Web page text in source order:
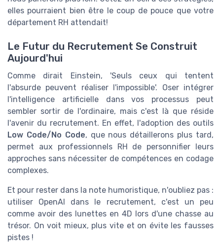
elles pourraient bien être le coup de pouce que votre
département RH attendait!
Le Futur du Recrutement Se Construit
Aujourd'hui
Comme dirait Einstein, 'Seuls ceux qui tentent
l'absurde peuvent réaliser l'impossible'. Oser intégrer
l'intelligence artificielle dans vos processus peut
sembler sortir de l'ordinaire, mais c'est là que réside
l'avenir du recrutement. En effet, l'adoption des outils
Low Code/No Code, que nous détaillerons plus tard,
permet aux professionnels RH de personnifier leurs
approches sans nécessiter de compétences en codage
complexes.
Et pour rester dans la note humoristique, n'oubliez pas :
utiliser OpenAI dans le recrutement, c'est un peu
comme avoir des lunettes en 4D lors d'une chasse au
trésor. On voit mieux, plus vite et on évite les fausses
pistes !